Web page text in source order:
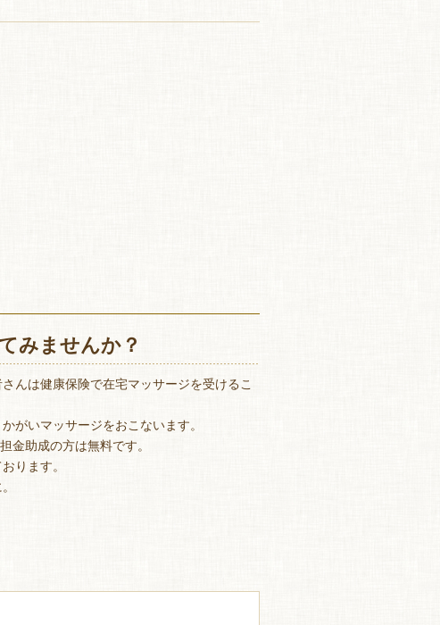
みませんか？
んは健康保険で在宅マッサージを受けるこ
がいマッサージをおこないます。
金助成の方は無料です。
ります。